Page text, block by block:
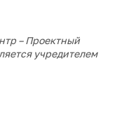
– Проектный
учредителем